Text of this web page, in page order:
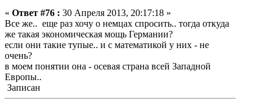
« Ответ #76 : 30 Апреля 2013, 20:17:18 »
Все же.. еще раз хочу о немцах спросить.. тогда откуда
же такая экономическая мощь Германии?
если они такие тупые.. и с математикой у них - не
очень?
в моем понятии она - осевая страна всей Западной
Европы..
Записан